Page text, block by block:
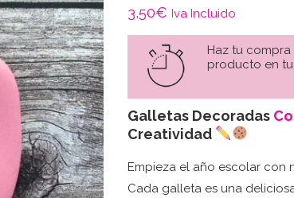
3,50€ Iva Incluido
Haz tu
producto en
Galletas Decoradas
Creatividad
Empieza el año escolar con
Cada galleta es una